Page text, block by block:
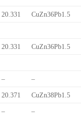
20.331 CuZn36Pb1.5
20.331 CuZn36Pb1.5
– –
20.371 CuZn38Pb1.5
– –